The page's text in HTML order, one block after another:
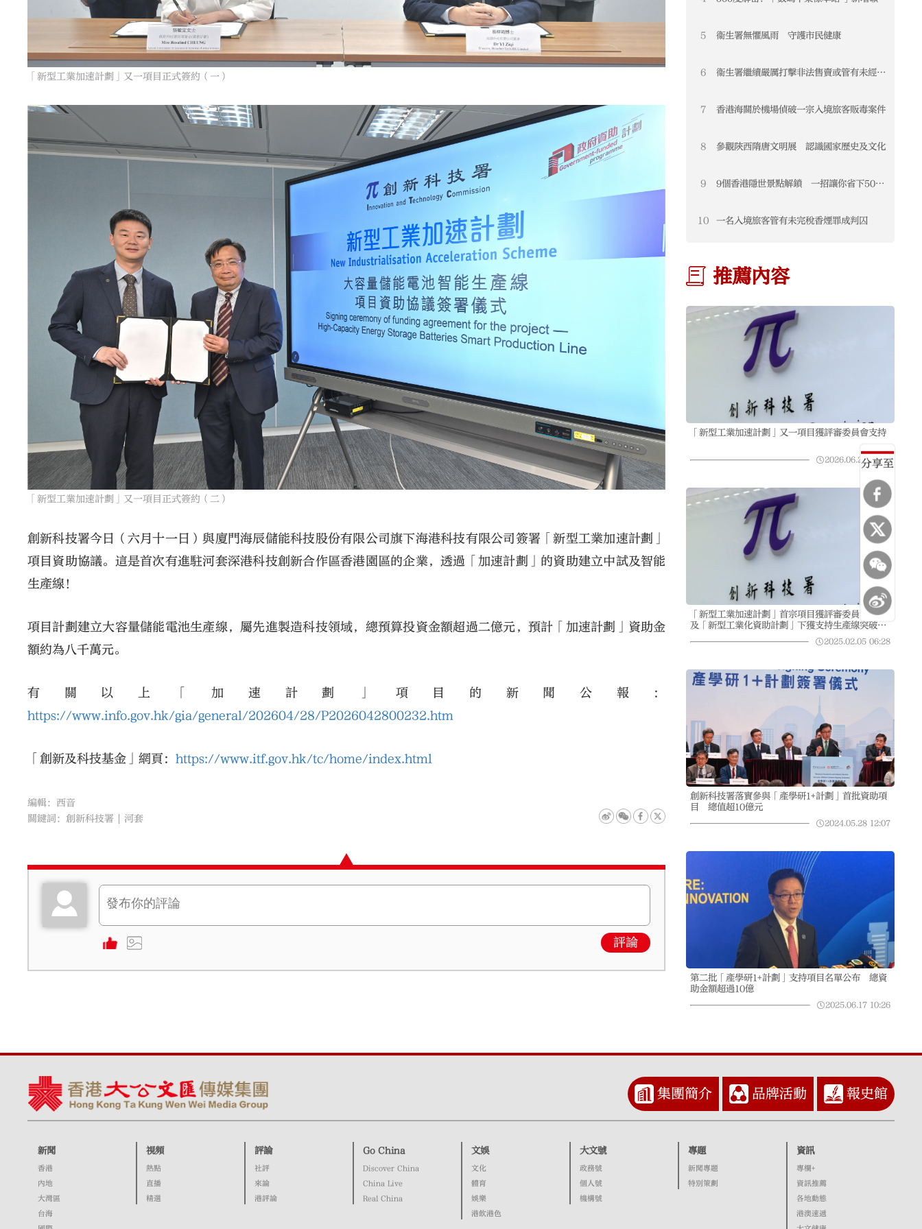
分享至
「新型工業加速計劃」又一項目正式簽約（一）
「新型工業加速計劃」又一項目正式簽約（二）
創新科技署今日（六月十一日）與廈門海辰儲能科技股份有限公司旗下海港科技有限公司簽署「新型工業加速計劃」
項目資助協議。這是首次有進駐河套深港科技創新合作區香港園區的企業，透過「加速計劃」的資助建立中試及智能
生產線！
項目計劃建立大容量儲能電池生產線，屬先進製造科技領域，總預算投資金額超過二億元，預計「加速計劃」資助金
額約為八千萬元。
有關以上「加速計劃」項目的新聞公報：
https://www.info.gov.hk/gia/general/202604/28/P2026042800232.htm
「創新及科技基金」網頁： https://www.itf.gov.hk/tc/home/index.html
編輯：西音
關鍵詞： 創新科技署 河套
評論
5 衞生署無懼風雨 守護市民健康
6
衞生署繼續嚴厲打擊非法售賣或管有未經註
7 香港海關於機場偵破一宗入境旅客販毒案件
8 參觀陝西隋唐文明展 認識國家歷史及文化
9
9個香港隱世景點解鎖 一招讓你省下5000
10 一名入境旅客管有未完稅香煙罪成判囚
推薦內容
「新型工業加速計劃」又一項目獲評審委員會支持
2026.06.23 09:31
「新型工業加速計劃」首宗項目獲評審委員會支持
及「新型工業化資助計劃」下獲支持生產線突破
2025.02.05 06:28
創新科技署落實參與「產學研1+計劃」首批資助項
目 總值超10億元
2024.05.28 12:07
第二批「產學研1+計劃」支持項目名單公布 總資
助金額超過10億
2025.06.17 10:26
集團簡介 品牌活動 報史館
新聞
香港
內地
大灣區
台海
視頻
熱點
直播
精選
評論
社評
來論
港評論
Go China
Discover China
China Live
Real China
文娛
文化
體育
娛樂
港飲港色
大文號
政務號
個人號
機構號
專題
新聞專題
特別策劃
資訊
專欄+
資訊推薦
各地動態
港澳速遞